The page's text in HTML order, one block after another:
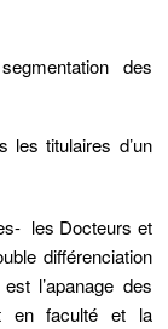
des
les titulaires d’un
les Docteurs et
différenciation
l’apanage des
en faculté et la